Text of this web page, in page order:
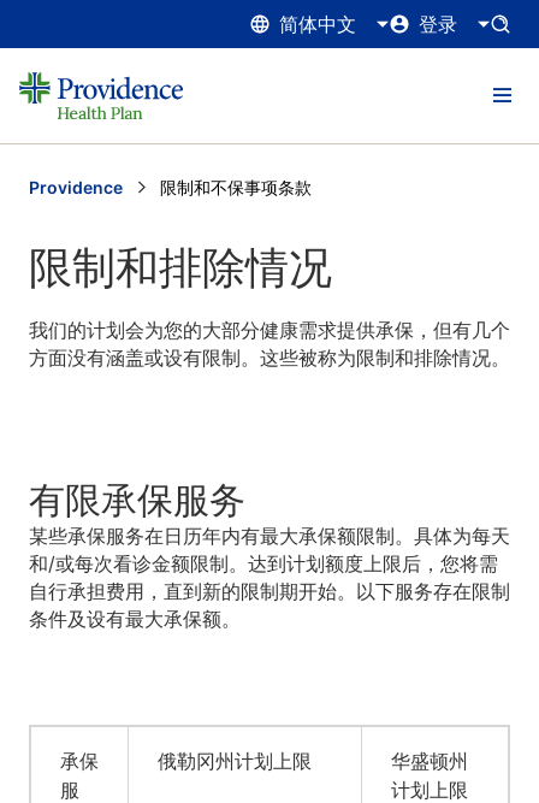
简体中文 登录
Providence Current:
限制和不保事项条款
限制和排除情况
我们的计划会为您的大部分健康需求提供承保，但有几个
方面没有涵盖或设有限制。这些被称为限制和排除情况。
有限承保服务
某些承保服务在日历年内有最大承保额限制。具体为每天
和/或每次看诊金额限制。达到计划额度上限后，您将需
自行承担费用，直到新的限制期开始。以下服务存在限制
条件及设有最大承保额。
承保
服
俄勒冈州计划上限
华盛顿州
计划上限